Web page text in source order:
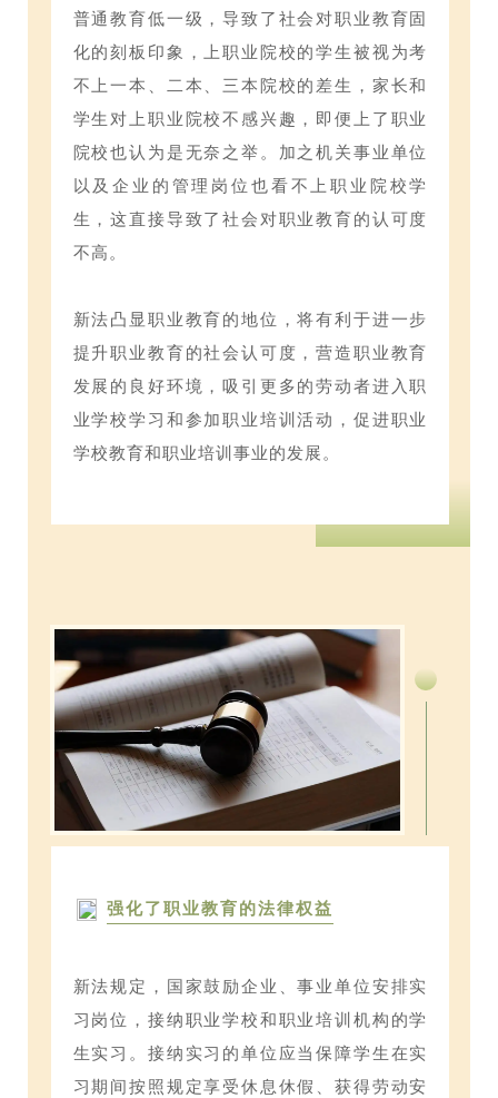
普通教育低一级，导致了社会对职业教育固
化的刻板印象，上职业院校的学生被视为考
不上一本、二本、三本院校的差生，家长和
学生对上职业院校不感兴趣，即便上了职业
院校也认为是无奈之举。加之机关事业单位
以及企业的管理岗位也看不上职业院校学
生，这直接导致了社会对职业教育的认可度
不高。
新法凸显职业教育的地位，将有利于进一步
提升职业教育的社会认可度，营造职业教育
发展的良好环境，吸引更多的劳动者进入职
业学校学习和参加职业培训活动，促进职业
学校教育和职业培训事业的发展。
强化了职业教育的法律权益
新法规定，国家鼓励企业、事业单位安排实
习岗位，接纳职业学校和职业培训机构的学
生实习。接纳实习的单位应当保障学生在实
习期间按照规定享受休息休假、获得劳动安